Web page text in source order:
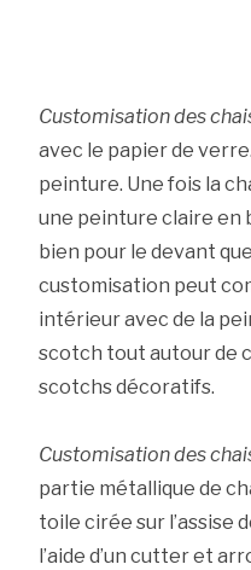
Customisation des
avec le papier de
peinture. Une fois la
une peinture claire en
bien pour le devant
customisation peut
intérieur avec de la
scotch tout autour de
scotchs décoratifs.
Customisation des
partie métallique de
toile cirée sur l’assise
l’aide d’un cutter et